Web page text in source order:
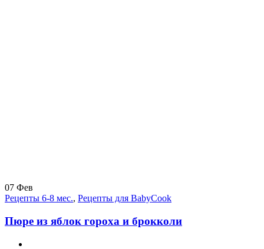
07 Фев
Рецепты 6-8 мес., Рецепты для BabyCook
Пюре из яблок гороха и брокколи